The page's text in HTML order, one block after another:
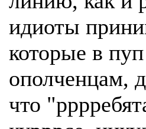
идиоты
которые в
ополченцам,
что